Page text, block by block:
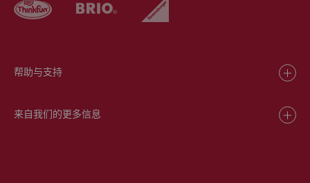
帮助与支持
来自我们的更多信息